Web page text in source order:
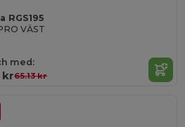
RGS195
VÄST
med:
kr65.13 kr